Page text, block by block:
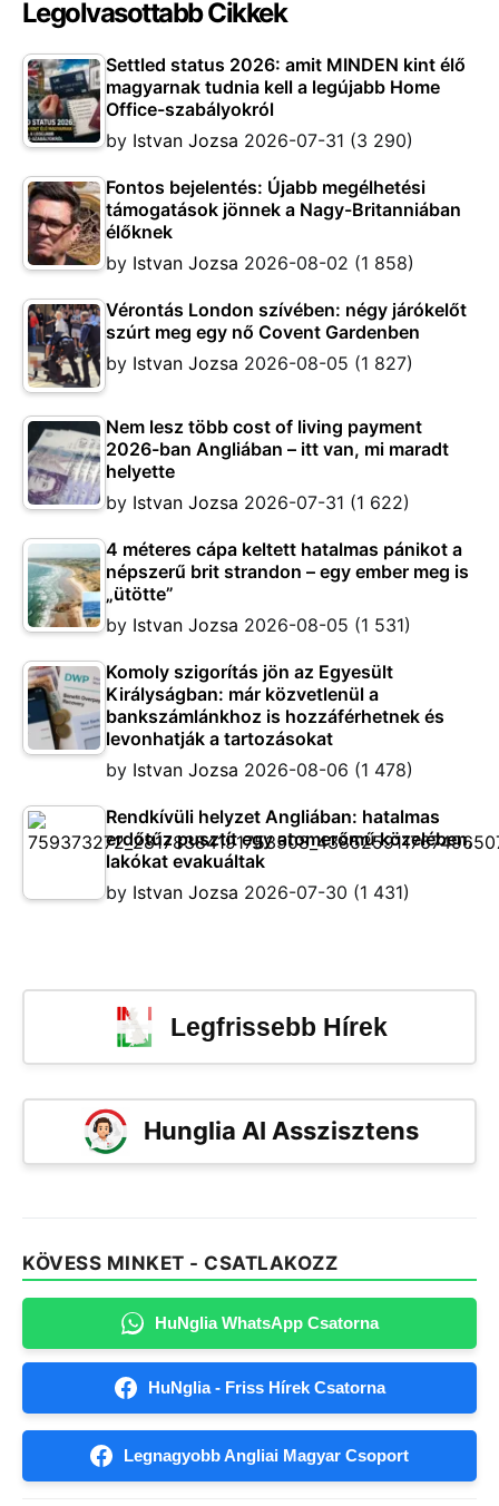
Legolvasottabb Cikkek
Settled status 2026: amit MINDEN kint élő
magyarnak tudnia kell a legújabb Home
Office-szabályokról
by Istvan Jozsa 2026-07-31 (3 290)
Fontos bejelentés: Újabb megélhetési
támogatások jönnek a Nagy-Britanniában
élőknek
by Istvan Jozsa 2026-08-02 (1 858)
Vérontás London szívében: négy járókelőt
szúrt meg egy nő Covent Gardenben
by Istvan Jozsa 2026-08-05 (1 827)
Nem lesz több cost of living payment
2026-ban Angliában – itt van, mi maradt
helyette
by Istvan Jozsa 2026-07-31 (1 622)
4 méteres cápa keltett hatalmas pánikot a
népszerű brit strandon – egy ember meg is
„ütötte”
by Istvan Jozsa 2026-08-05 (1 531)
Komoly szigorítás jön az Egyesült
Királyságban: már közvetlenül a
bankszámlánkhoz is hozzáférhetnek és
levonhatják a tartozásokat
by Istvan Jozsa 2026-08-06 (1 478)
Rendkívüli helyzet Angliában: hatalmas
erdőtűz pusztít egy atomerőmű közelében,
lakókat evakuáltak
by Istvan Jozsa 2026-07-30 (1 431)
Legfrissebb Hírek
Hunglia AI Asszisztens
KÖVESS MINKET - CSATLAKOZZ
HuNglia WhatsApp Csatorna
HuNglia - Friss Hírek Csatorna
Legnagyobb Angliai Magyar Csoport